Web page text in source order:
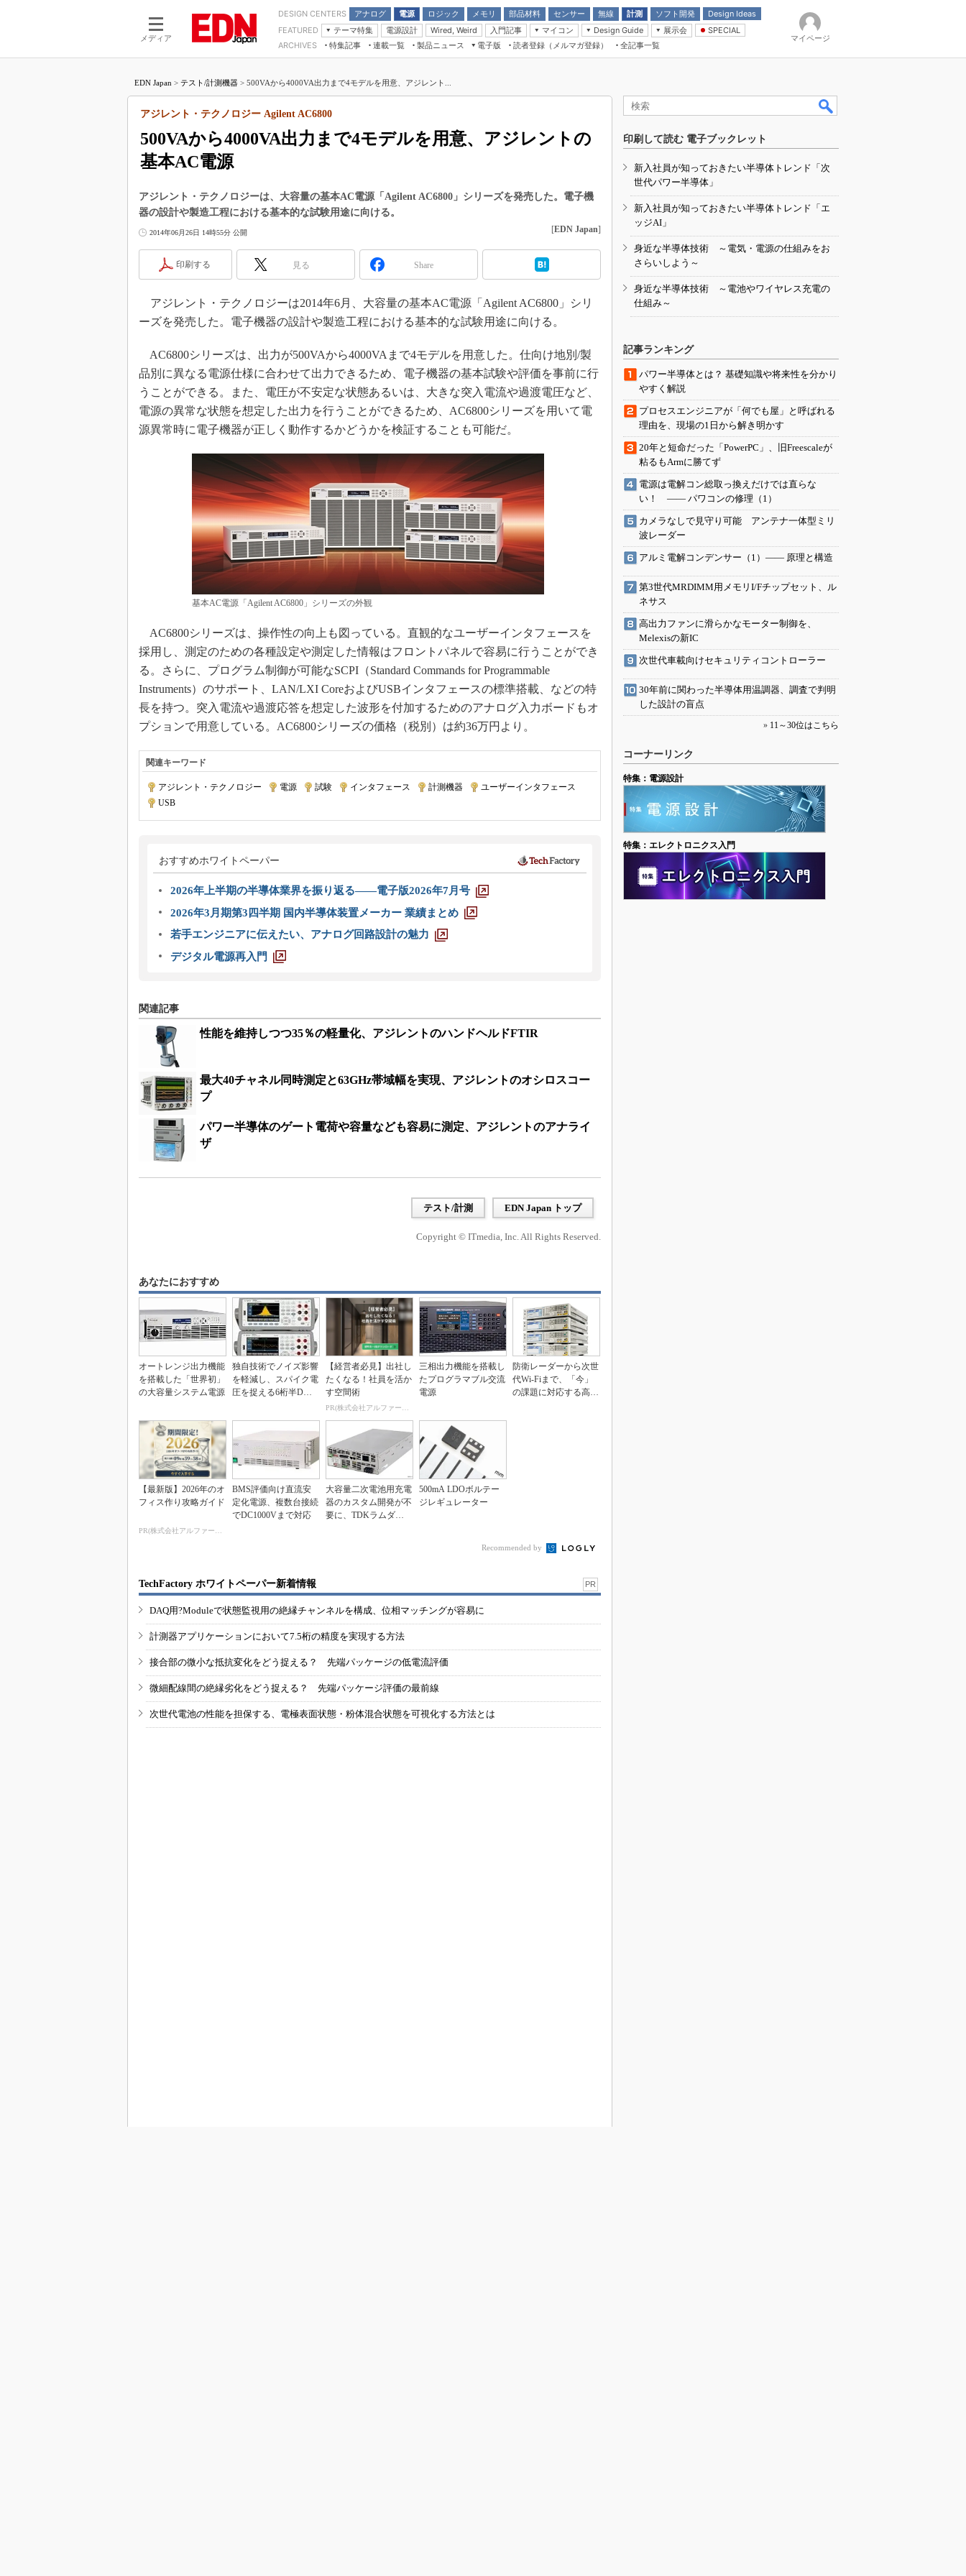
メディア
DESIGN CENTERS アナログ
電源
モーター
ロジック
LSI
メモリ
部品材料
受動部品
センサー 無線 計測 ソフト開発
Design Ideas
アナログ機能回路
計測とテスト
Wired, Weird
FEATURED
テーマ特集
つながるクルマ
エレクトロニクス入門
5G（EE Times Japan）
製品解剖（EE Times Japan）
電源設計 Wired, Weird
入門記事
モーター入門
マイコン
マイコン講座
Design Guide
計測機器
展示会
CEATEC
組込み/エッジコンピューティング展
人とくるま展
SPECIAL
Microchip情報
ARCHIVES 特集記事
連載一覧
マイクロプロセッサ懐古録
用講座
たった2つの式で始めるDC/DCコン
DC-DCコンバーター活用講座
Wired, Weird
マイコン講座
Q&Aで学ぶマイコン講座
高速シリアル伝送技術講座
アナログ設計のきほん／ADCとノイ
ズ編
座
Bluetooth mesh入門
「SPICEの仕組みとその活用設計」
最新記事一覧
計測器メーカーから見た5G
う変わる？
IoT時代の無線規格を知る【Thread
編】
IoT時代の無線規格を知る【Z-Wave
編】
製品ニュース
電子版
電子ブックレット
読者登録（メルマガ登録） 全記事一覧
マイページ
EDN Japan > テスト/計測機器 > 500VAから4000VA出力まで4モデルを用意、アジレント...
500VAから4000VA出力まで4モデルを用意、アジレントの
基本AC電源
アジレント・テクノロジー Agilent AC6800
アジレント・テクノロジーは、大容量の基本AC電源「Agilent AC6800」シリーズを発売した。電子機
器の設計や製造工程における基本的な試験用途に向ける。
2014年06月26日 14時55分 公開 [EDN Japan]
印刷する 見る Share
アジレント・テクノロジーは2014年6月、大容量の基本AC電源「Agilent AC6800」シリ
ーズを発売した。電子機器の設計や製造工程における基本的な試験用途に向ける。
AC6800シリーズは、出力が500VAから4000VAまで4モデルを用意した。仕向け地別/製
品別に異なる電源仕様に合わせて出力できるため、電子機器の基本試験や評価を事前に行
うことができる。また、電圧が不安定な状態あるいは、大きな突入電流や過渡電圧など、
電源の異常な状態を想定した出力を行うことができるため、AC6800シリーズを用いて電
源異常時に電子機器が正しく動作するかどうかを検証することも可能だ。
基本AC電源「Agilent AC6800」シリーズの外観
AC6800シリーズは、操作性の向上も図っている。直観的なユーザーインタフェースを
採用し、測定のための各種設定や測定した情報はフロントパネルで容易に行うことができ
る。さらに、プログラム制御が可能なSCPI（Standard Commands for Programmable
Instruments）のサポート、LAN/LXI CoreおよびUSBインタフェースの標準搭載、などの特
長を持つ。突入電流や過渡応答を想定した波形を付加するためのアナログ入力ボードもオ
プションで用意している。AC6800シリーズの価格（税別）は約36万円より。
関連キーワード
アジレント・テクノロジー 電源 試験 インタフェース 計測機器 ユーザーインタフェース
USB
おすすめホワイトペーパー
2026年上半期の半導体業界を振り返る――電子版2026年7月号
2026年3月期第3四半期 国内半導体装置メーカー 業績まとめ
若手エンジニアに伝えたい、アナログ回路設計の魅力
デジタル電源再入門
関連記事
性能を維持しつつ35％の軽量化、アジレントのハンドヘルドFTIR
最大40チャネル同時測定と63GHz帯域幅を実現、アジレントのオシロスコー
プ
パワー半導体のゲート電荷や容量なども容易に測定、アジレントのアナライ
ザ
テスト/計測 EDN Japan トップ
Copyright © ITmedia, Inc. All Rights Reserved.
あなたにおすすめ
オートレンジ出力機能
を搭載した「世界初」
の大容量システム電源
独自技術でノイズ影響
を軽減し、スパイク電
圧を捉える6桁半DM
【経営者必見】出社し
たくなる！社員を活か
す空間術
PR(株式会社アルファーテクノ)
三相出力機能を搭載し
たプログラマブル交流
電源
防衛レーダーから次世
代Wi-Fiまで、「今」
の課題に対応する高周
【最新版】2026年のオ
フィス作り攻略ガイド
PR(株式会社アルファーテクノ)
BMS評価向け直流安
定化電源、複数台接続
でDC1000Vまで対応
大容量二次電池用充電
器のカスタム開発が不
要に、TDKラムダが
500mA LDOボルテー
ジレギュレーター
Recommended by
TechFactory ホワイトペーパー新着情報 PR
DAQ用?Moduleで状態監視用の絶縁チャンネルを構成、位相マッチングが容易に
計測器アプリケーションにおいて7.5桁の精度を実現する方法
接合部の微小な抵抗変化をどう捉える？ 先端パッケージの低電流評価
微細配線間の絶縁劣化をどう捉える？ 先端パッケージ評価の最前線
次世代電池の性能を担保する、電極表面状態・粉体混合状態を可視化する方法とは
印刷して読む 電子ブックレット
新入社員が知っておきたい半導体トレンド「次
世代パワー半導体」
新入社員が知っておきたい半導体トレンド「エ
ッジAI」
身近な半導体技術 ～電気・電源の仕組みをお
さらいしよう～
身近な半導体技術 ～電池やワイヤレス充電の
仕組み～
記事ランキング
パワー半導体とは？ 基礎知識や将来性を分かり
やすく解説
プロセスエンジニアが「何でも屋」と呼ばれる
理由を、現場の1日から解き明かす
20年と短命だった「PowerPC」、旧Freescaleが
粘るもArmに勝てず
電源は電解コン総取っ換えだけでは直らな
い！ ―― パワコンの修理（1）
カメラなしで見守り可能 アンテナ一体型ミリ
波レーダー
アルミ電解コンデンサー（1）―― 原理と構造
第3世代MRDIMM用メモリI/Fチップセット、ル
ネサス
高出力ファンに滑らかなモーター制御を、
Melexisの新IC
次世代車載向けセキュリティコントローラー
30年前に関わった半導体用温調器、調査で判明
した設計の盲点
» 11～30位はこちら
コーナーリンク
特集：電源設計
特集：エレクトロニクス入門